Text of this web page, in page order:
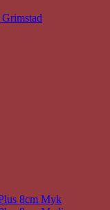
8cm Myk